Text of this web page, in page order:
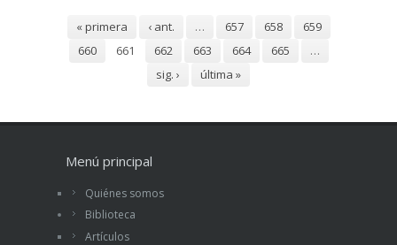
Páginas
« primera ‹ ant. … 657 658
659
660
661 662 663 664 665
…
sig. ›
última »
Menú principal
Quiénes somos
Biblioteca
Artículos